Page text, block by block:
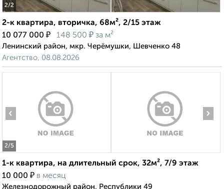
2/2
2-к квартира, вторичка, 68м², 2/15 этаж
10 077 000 ₽ 148 500 ₽ за м²
Ленинский район, мкр. Черёмушки, Шевченко 48
Агентство, 08.08.2026
2/5
‹ ›
1-к квартира, на длительный срок, 32м², 7/9 этаж
10 000 ₽ в месяц
Железнодорожный район, Республики 49